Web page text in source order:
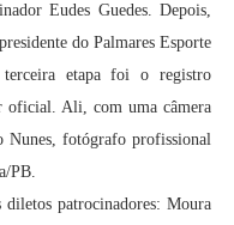
Eudes Guedes. Depois,
do Palmares Esporte
etapa foi o registro
oficial. Ali, com uma câmera
Nunes, fotógrafo profissional
PB.
patrocinadores: Moura